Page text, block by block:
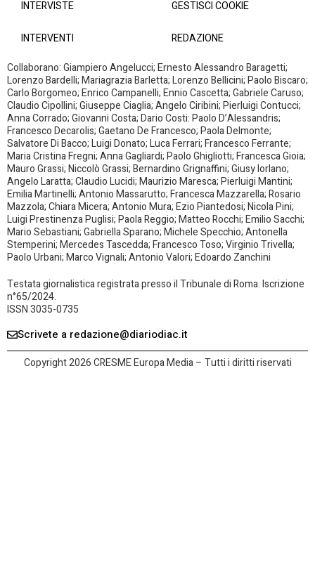
INTERVISTE
INTERVENTI
GESTISCI COOKIE
REDAZIONE
Collaborano: Giampiero Angelucci; Ernesto Alessandro Baragetti;
Lorenzo Bardelli; Mariagrazia Barletta; Lorenzo Bellicini; Paolo Biscaro;
Carlo Borgomeo; Enrico Campanelli; Ennio Cascetta; Gabriele Caruso;
Claudio Cipollini; Giuseppe Ciaglia; Angelo Ciribini; Pierluigi Contucci;
Anna Corrado; Giovanni Costa; Dario Costi: Paolo D’Alessandris;
Francesco Decarolis; Gaetano De Francesco; Paola Delmonte;
Salvatore Di Bacco; Luigi Donato; Luca Ferrari; Francesco Ferrante;
Maria Cristina Fregni; Anna Gagliardi; Paolo Ghigliotti; Francesca Gioia;
Mauro Grassi; Niccolò Grassi; Bernardino Grignaffini; Giusy Iorlano;
Angelo Laratta; Claudio Lucidi; Maurizio Maresca; Pierluigi Mantini;
Emilia Martinelli; Antonio Massarutto; Francesca Mazzarella; Rosario
Mazzola; Chiara Micera; Antonio Mura; Ezio Piantedosi; Nicola Pini;
Luigi Prestinenza Puglisi; Paola Reggio; Matteo Rocchi; Emilio Sacchi;
Mario Sebastiani; Gabriella Sparano; Michele Specchio; Antonella
Stemperini; Mercedes Tascedda; Francesco Toso; Virginio Trivella;
Paolo Urbani; Marco Vignali; Antonio Valori; Edoardo Zanchini
Testata giornalistica registrata presso il Tribunale di Roma. Iscrizione
n°65/2024.
ISSN 3035-0735
Scrivete a redazione@diariodiac.it
Copyright 2026 CRESME Europa Media – Tutti i diritti riservati